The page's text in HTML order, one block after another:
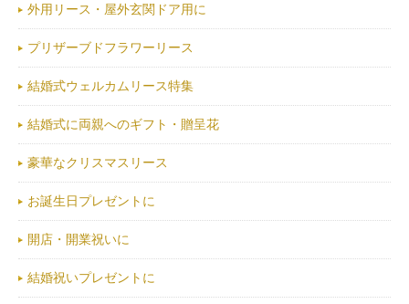
外用リース・屋外玄関ドア用に
プリザーブドフラワーリース
結婚式ウェルカムリース特集
結婚式に両親へのギフト・贈呈花
豪華なクリスマスリース
お誕生日プレゼントに
開店・開業祝いに
結婚祝いプレゼントに